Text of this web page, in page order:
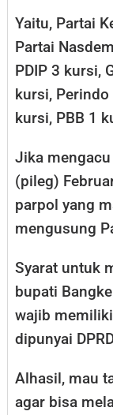
Yaitu, Partai
Partai
PDIP 3 kursi,
kursi, Perindo
kursi, PBB 1
Jika
(pileg)
parpol yang
mengusung
Syarat untuk
bupati
wajib
dipunyai
Alhasil, mau
agar bisa